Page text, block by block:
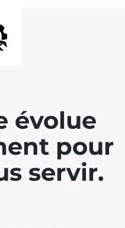
évolue
pour
servir.